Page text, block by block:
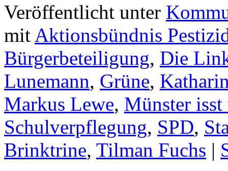
Veröffentlicht unter
mit Aktionsbündnis
Bürgerbeteiligung, Die
Lunemann, Grüne,
Markus Lewe, Münster isst
Schulverpflegung, SPD,
Brinktrine, Tilman Fuchs |